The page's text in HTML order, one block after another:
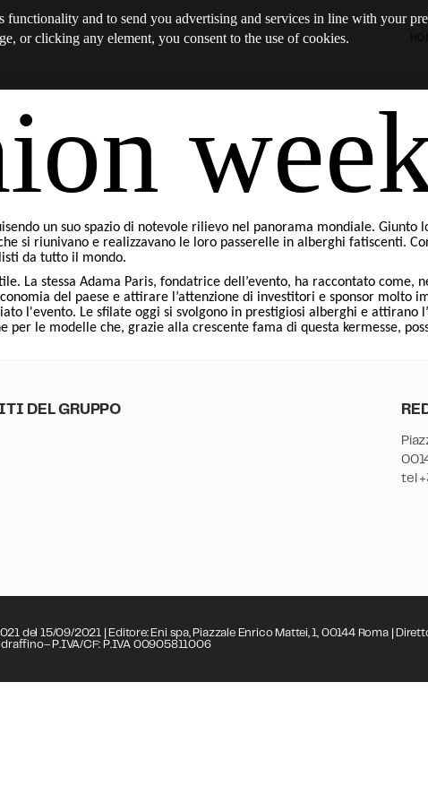
un suo spazio di notevole rilievo nel panorama mondiale. Giunto
si riunivano e realizzavano le loro passerelle in alberghi fatiscenti.
da tutto il mondo.
La stessa Adama Paris, fondatrice dell’evento, ha raccontato come,
del paese e attirare l’attenzione di investitori e sponsor molto
l'evento. Le sfilate oggi si svolgono in prestigiosi alberghi e
le modelle che, grazie alla crescente fama di questa kermesse,
DEL GRUPPO
tel
del 15/09/2021 | Editore: Eni spa, Piazzale Enrico Mattei, 1, 00144 Roma |
P.IVA/CF: P.IVA 00905811006
and to send you advertising and services in line with your
or clicking any element, you consent to the use of cookies.